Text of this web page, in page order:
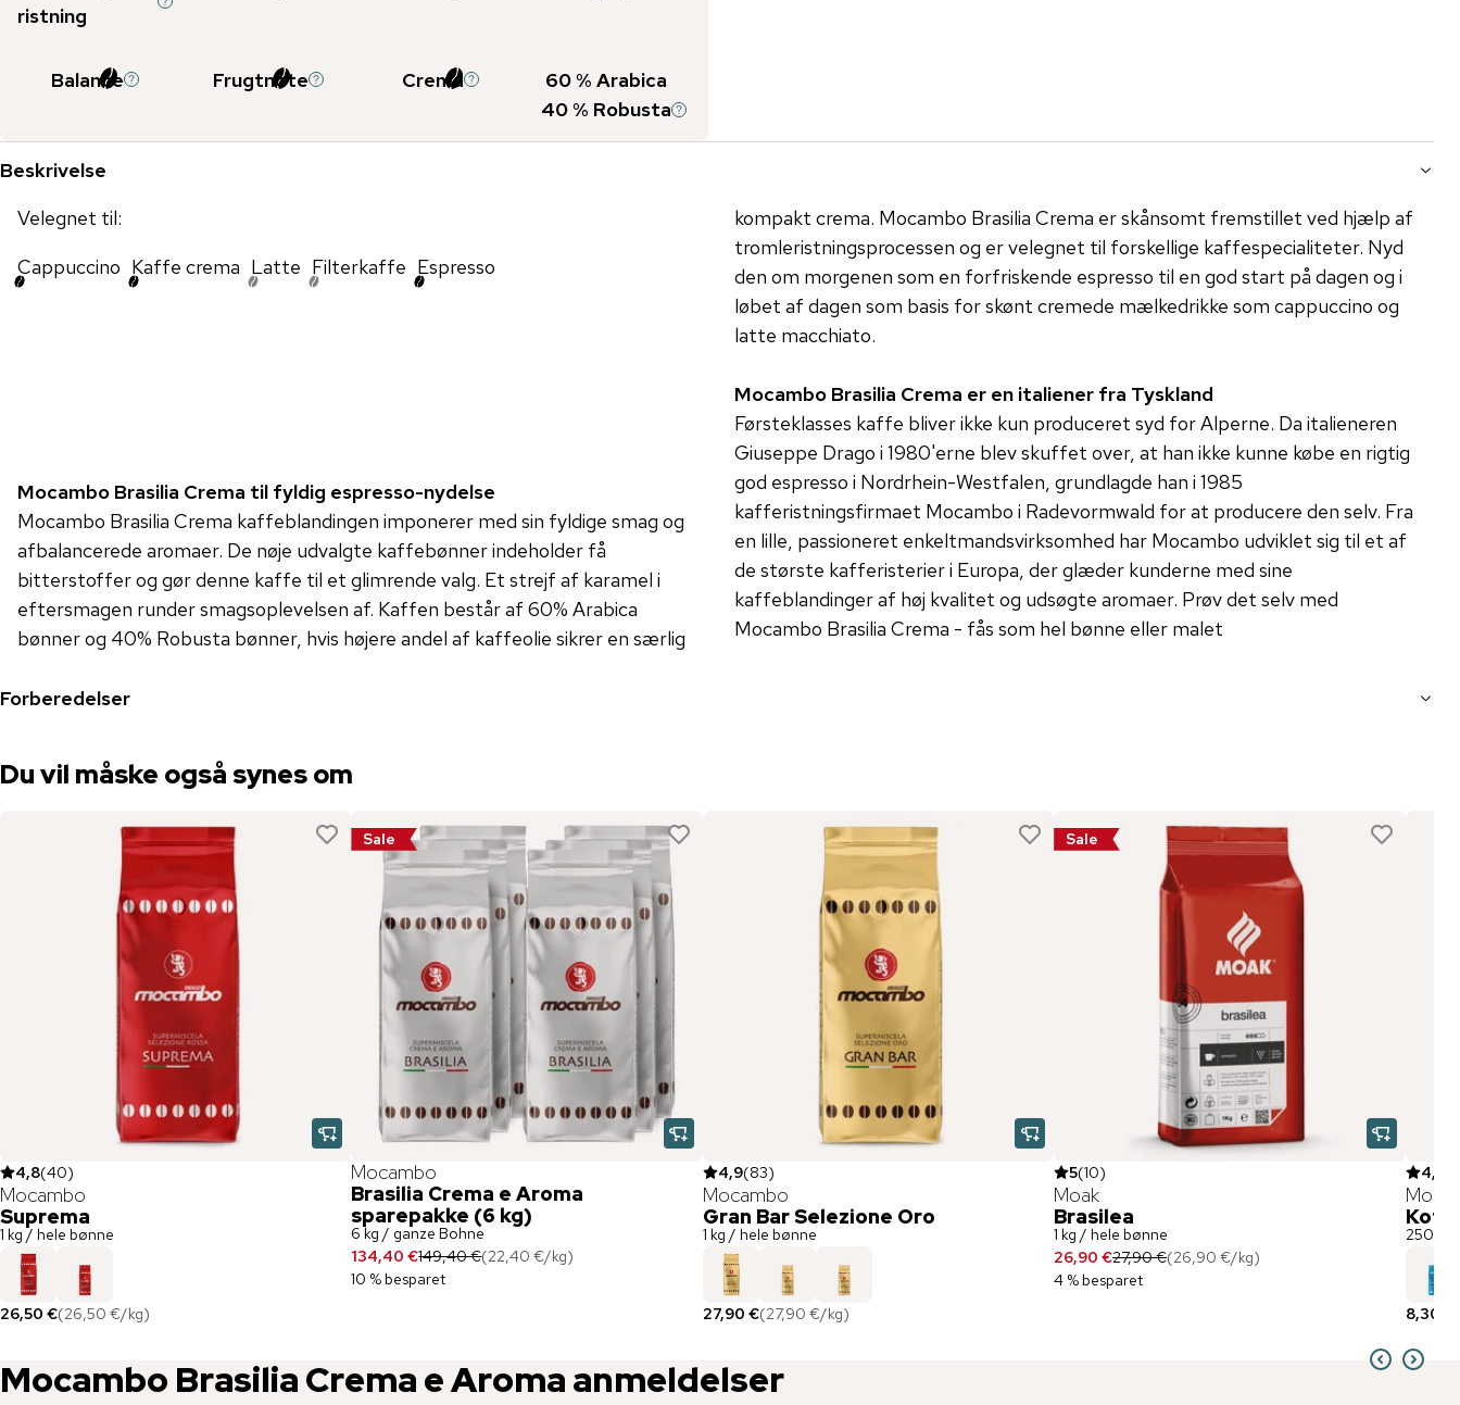
ristning
Balance Frugtnote Crema 60% Arabica
40% Robusta
Beskrivelse
Velegnet til:
Cappuccino Kaffe crema Latte Filterkaffe Espresso
Mocambo Brasilia Crema til fyldig espresso-nydelse
Mocambo Brasilia Crema kaffeblandingen imponerer med sin fyldige smag og
afbalancerede aromaer. De nøje udvalgte kaffebønner indeholder få
bitterstoffer og gør denne kaffe til et glimrende valg. Et strejf af karamel i
eftersmagen runder smagsoplevelsen af. Kaffen består af 60% Arabica
bønner og 40% Robusta bønner, hvis højere andel af kaffeolie sikrer en særlig
kompakt crema. Mocambo Brasilia Crema er skånsomt fremstillet ved hjælp af
tromleristningsprocessen og er velegnet til forskellige kaffespecialiteter. Nyd
den om morgenen som en forfriskende espresso til en god start på dagen og i
løbet af dagen som basis for skønt cremede mælkedrikke som cappuccino og
latte macchiato.
Mocambo Brasilia Crema er en italiener fra Tyskland
Førsteklasses kaffe bliver ikke kun produceret syd for Alperne. Da italieneren
Giuseppe Drago i 1980'erne blev skuffet over, at han ikke kunne købe en rigtig
god espresso i Nordrhein-Westfalen, grundlagde han i 1985
kafferistningsfirmaet Mocambo i Radevormwald for at producere den selv. Fra
en lille, passioneret enkeltmandsvirksomhed har Mocambo udviklet sig til et af
de største kafferisterier i Europa, der glæder kunderne med sine
kaffeblandinger af høj kvalitet og udsøgte aromaer. Prøv det selv med
Mocambo Brasilia Crema - fås som hel bønne eller malet
Forberedelser
Du vil måske også synes om
4,8(40)
Mocambo
Suprema
1 kg / hele bønne
26,50 €(26,50 €/kg)
Sale
Mocambo
Brasilia Crema e Aroma
sparepakke (6 kg)
6 kg / ganze Bohne
134,40 €149,40 €(22,40 €/kg)
10 % besparet
4,9(83)
Mocambo
Gran Bar Selezione Oro
1 kg / hele bønne
27,90 €(27,90 €/kg)
Sale
5(10)
Moak
Brasilea
1 kg / hele bønne
26,90 €27,90 €(26,90 €/kg)
4 % besparet
4,7
250 g /
8,30 €
Mocambo Brasilia Crema e Aromaanmeldelser